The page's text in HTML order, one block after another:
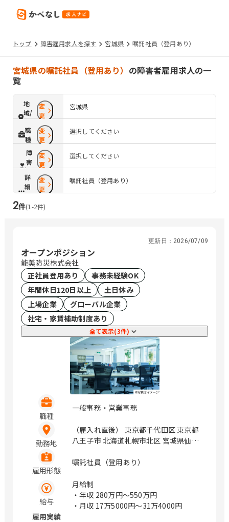
トップ 障害雇用求人を探す 宮城県 嘱託社員（登用あり）
宮城県の嘱託社員（登用あり） の障害者雇用求人の一
覧
地
域/
路
線
変
更
宮城県
職
種
変
更
選択してください
障
害
配
慮
変
更
選択してください
詳
細
条
件
変
更
嘱託社員（登用あり）
2件(1 -2件)
更新日： 2026/07/09
オープンポジション
能美防災株式会社
正社員登用あり
事務未経験OK
年間休日120日以上
土日休み
上場企業
グローバル企業
社宅・家賃補助制度あり
全て表示(3件)
職種
一般事務・営業事務
勤務地
（雇入れ直後） 東京都千代田区 東京都
八王子市 北海道札幌市北区 宮城県仙台
屋市中村区 石川県金沢市 茨城県水戸市
央区 神奈川県横浜市西区 大阪府吹田市
広島県広島市東区 福岡県福岡市中央区
（変更の範囲）会社の指定する場所
雇用形態
嘱託社員（登用あり）
給与
月給制
・年収 280万円〜550万円
・月収 17万5000円〜31万4000円
雇用実績